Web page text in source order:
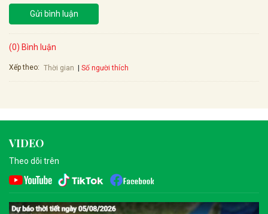
Gửi bình luận
(0) Bình luận
Xếp theo: Thời gian Số người thích
VIDEO
Theo dõi trên